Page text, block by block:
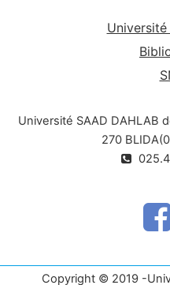
Université
Université SAAD DAHLAB
270
Copyright © 2019 -